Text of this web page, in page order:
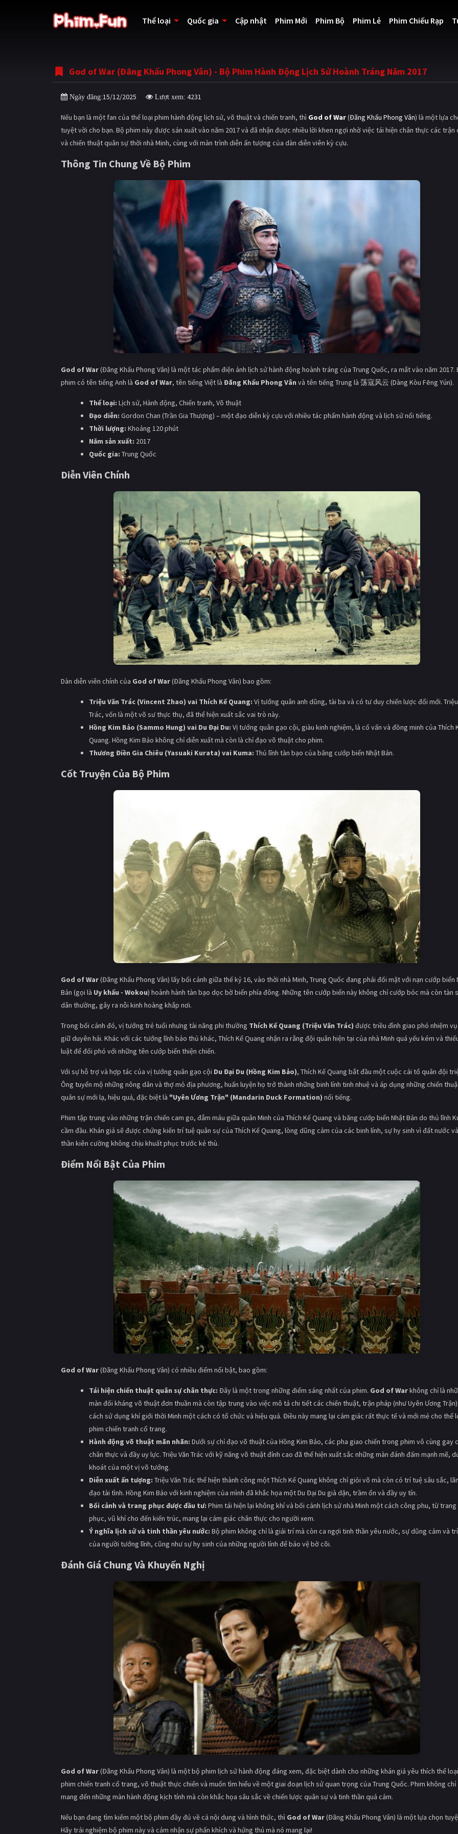
Thể loại Quốc gia Cập nhật Phim Mới Phim Bộ Phim Lẻ Phim Chiếu Rạp
God of War (Đãng Khấu Phong Vân) - Bộ Phim Hành Động Lịch Sử Hoành Tráng Năm 2017
Ngày đăng:15/12/2025 Lượt xem: 4231
Nếu bạn là một fan của thể loại phim hành động lịch sử, võ thuật và chiến tranh, thì God of War(Đãng Khấu Phong Vân) là một lựa
tuyệt vời cho bạn. Bộ phim này được sản xuất vào năm 2017 và đã nhận được nhiều lời khen ngợi nhờ việc tái hiện chân thực các trận
và chiến thuật quân sự thời nhà Minh, cùng với màn trình diễn ấn tượng của dàn diễn viên kỳ cựu.
Thông Tin Chung Về Bộ Phim
God of War(Đãng Khấu Phong Vân) là một tác phẩm điện ảnh lịch sử hành động hoành tráng của Trung Quốc, ra mắt vào năm 2017.
phim có tên tiếng Anh là God of War, tên tiếng Việt là Đãng Khấu Phong Vân và tên tiếng Trung là 荡寇风云 (Dàng Kòu Fēng Yún).
Thể loại: Lịch sử, Hành động, Chiến tranh, Võ thuật
Đạo diễn: Gordon Chan (Trần Gia Thượng) – một đạo diễn kỳ cựu với nhiều tác phẩm hành động và lịch sử nổi tiếng.
Thời lượng: Khoảng 120 phút
Năm sản xuất: 2017
Quốc gia: Trung Quốc
Diễn Viên Chính
Dàn diễn viên chính của God of War(Đãng Khấu Phong Vân) bao gồm:
Triệu Văn Trác (Vincent Zhao) vai Thích Kế Quang: Vị tướng quân anh dũng, tài ba và có tư duy chiến lược đổi mới. Triệu
Trác, vốn là một võ sư thực thụ, đã thể hiện xuất sắc vai trò này.
Hồng Kim Bảo (Sammo Hung) vai Du Đại Du: Vị tướng quân gạo cội, giàu kinh nghiệm, là cố vấn và đồng minh của Thích
Quang. Hồng Kim Bảo không chỉ diễn xuất mà còn là chỉ đạo võ thuật cho phim.
Thương Điền Gia Chiêu (Yasuaki Kurata) vai Kuma: Thủ lĩnh tàn bạo của băng cướp biển Nhật Bản.
Cốt Truyện Của Bộ Phim
God of War(Đãng Khấu Phong Vân) lấy bối cảnh giữa thế kỷ 16, vào thời nhà Minh, Trung Quốc đang phải đối mặt với nạn cướp biển
Bản (gọi là Uy khấu - Wokou) hoành hành tàn bạo dọc bờ biển phía đông. Những tên cướp biển này không chỉ cướp bóc mà còn tàn
dân thường, gây ra nỗi kinh hoàng khắp nơi.
Trong bối cảnh đó, vị tướng trẻ tuổi nhưng tài năng phi thường Thích Kế Quang (Triệu Văn Trác) được triều đình giao phó nhiệm
giữ duyên hải. Khác với các tướng lĩnh bảo thủ khác, Thích Kế Quang nhận ra rằng đội quân hiện tại của nhà Minh quá yếu kém và
luật để đối phó với những tên cướp biển thiện chiến.
Với sự hỗ trợ và hợp tác của vị tướng quân gạo cội Du Đại Du (Hồng Kim Bảo), Thích Kế Quang bắt đầu một cuộc cải tổ quân đội
Ông tuyển mộ những nông dân và thợ mỏ địa phương, huấn luyện họ trở thành những binh lính tinh nhuệ và áp dụng những chiến
quân sự mới lạ, hiệu quả, đặc biệt là "Uyên Ương Trận" (Mandarin Duck Formation) nổi tiếng.
Phim tập trung vào những trận chiến cam go, đẫm máu giữa quân Minh của Thích Kế Quang và băng cướp biển Nhật Bản do thủ lĩnh
cầm đầu. Khán giả sẽ được chứng kiến trí tuệ quân sự của Thích Kế Quang, lòng dũng cảm của các binh lính, sự hy sinh vì đất nước
thần kiên cường không chịu khuất phục trước kẻ thù.
Điểm Nổi Bật Của Phim
God of War(Đãng Khấu Phong Vân) có nhiều điểm nổi bật, bao gồm:
Tái hiện chiến thuật quân sự chân thực: Đây là một trong những điểm sáng nhất của phim. God of Warkhông chỉ là
màn đối kháng võ thuật đơn thuần mà còn tập trung vào việc mô tả chi tiết các chiến thuật, trận pháp (như Uyên Ương
cách sử dụng khí giới thời Minh một cách có tổ chức và hiệu quả. Điều này mang lại cảm giác rất thực tế và mới mẻ cho thể
phim chiến tranh cổ trang.
Hành động võ thuật mãn nhãn: Dưới sự chỉ đạo võ thuật của Hồng Kim Bảo, các pha giao chiến trong phim vô cùng gay
chân thực và đầy uy lực. Triệu Văn Trác với kỹ năng võ thuật đỉnh cao đã thể hiện xuất sắc những màn đánh đấm mạnh mẽ,
khoát của một vị võ tướng.
Diễn xuất ấn tượng: Triệu Văn Trác thể hiện thành công một Thích Kế Quang không chỉ giỏi võ mà còn có trí tuệ sâu sắc,
đạo tài tình. Hồng Kim Bảo với kinh nghiệm của mình đã khắc họa một Du Đại Du già dặn, trầm ổn và đầy uy tín.
Bối cảnh và trang phục được đầu tư: Phim tái hiện lại không khí và bối cảnh lịch sử nhà Minh một cách công phu, từ trang
phục, vũ khí cho đến kiến trúc, mang lại cảm giác chân thực cho người xem.
Ý nghĩa lịch sử và tinh thần yêu nước: Bộ phim không chỉ là giải trí mà còn ca ngợi tinh thần yêu nước, sự dũng cảm và
của người tướng lĩnh, cũng như sự hy sinh của những người lính để bảo vệ bờ cõi.
Đánh Giá Chung Và Khuyến Nghị
God of War(Đãng Khấu Phong Vân) là một bộ phim lịch sử hành động đáng xem, đặc biệt dành cho những khán giả yêu thích thể loại
phim chiến tranh cổ trang, võ thuật thực chiến và muốn tìm hiểu về một giai đoạn lịch sử quan trọng của Trung Quốc. Phim không chỉ
mang đến những màn hành động kịch tính mà còn khắc họa sâu sắc về chiến lược quân sự và tinh thần quả cảm.
Nếu bạn đang tìm kiếm một bộ phim đầy đủ về cả nội dung và hình thức, thì God of War(Đãng Khấu Phong Vân) là một lựa chọn
Hãy trải nghiệm bộ phim này và cảm nhận sự phấn khích và hứng thú mà nó mang lại!